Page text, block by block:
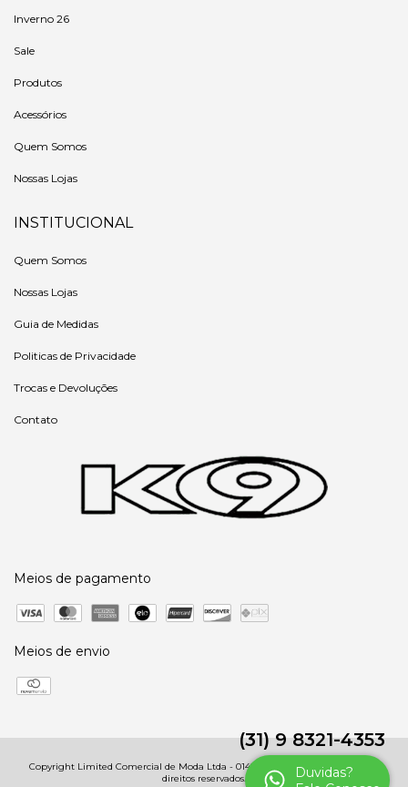
(31) 9 8321-4353
Duvidas?
Inverno 26
Sale
Produtos
Acessórios
Quem Somos
Nossas Lojas
INSTITUCIONAL
Quem Somos
Nossas Lojas
Guia de Medidas
Politicas de Privacidade
Trocas e Devoluções
Contato
Meios de pagamento
Meios de envio
Copyright Limited Comercial de Moda Ltda - 01485091000246 - 2026. Todos os
direitos reservados.